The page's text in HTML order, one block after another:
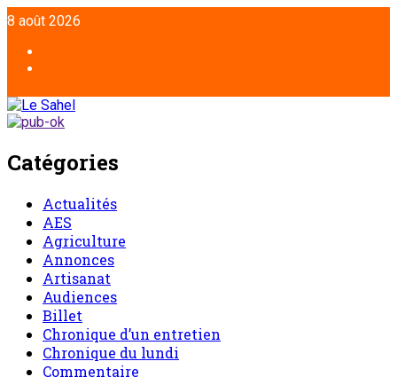
8 août 2026
Catégories
Actualités
AES
Agriculture
Annonces
Artisanat
Audiences
Billet
Chronique d’un entretien
Chronique du lundi
Commentaire